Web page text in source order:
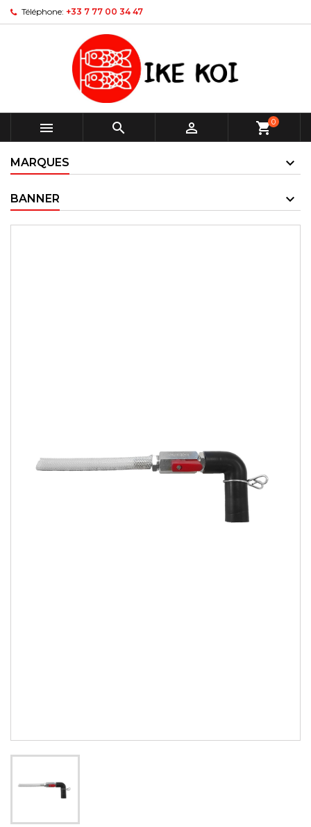
Téléphone: +33 7 77 00 34 47
   shopping_cart0
MARQUES
BANNER